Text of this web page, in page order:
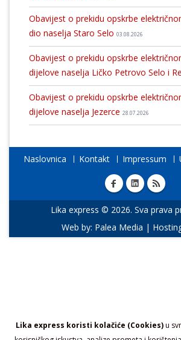
Lika express koristi kolačiće (Cookies)u
Obavijest o prekidu opskrbe
dio naselja Staro Selo 03.08.2026
Obavijest o prekidu opskrbe
dijelove naselja Ličko Petrovo Selo i
Obavijest o prekidu opskrbe
dijelove naselja Jezerce 28.07.2026
Naslovnica Kontakt Impressum
Lika express © 2026. Sva prava
Web by: Palea Media |